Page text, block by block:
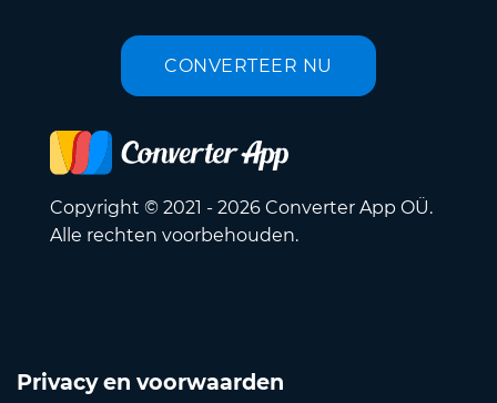
CONVERTEER NU
Copyright © 2021 - 2026 Converter App OÜ.
Alle rechten voorbehouden.
Privacy en voorwaarden